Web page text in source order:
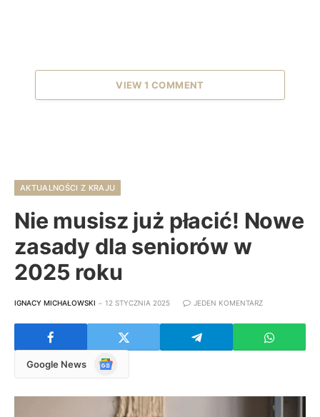
VIEW 1 COMMENT
AKTUALNOŚCI Z KRAJU
Nie musisz już płacić! Nowe
zasady dla seniorów w
2025 roku
IGNACY MICHAŁOWSKI 12 STYCZNIA 2025 JEDEN KOMENTARZ
Google News
Google